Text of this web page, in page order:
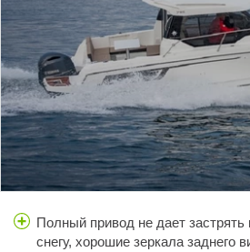
Полный привод не дает застрять
снегу, хорошие зеркала заднего